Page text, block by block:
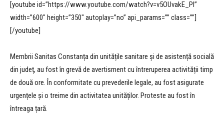
[youtube id=”https://www.youtube.com/watch?v=v5OUvakE_PI”
width=”600″ height=”350″ autoplay=”no” api_params=”” class=””]
[/youtube]
Membrii Sanitas Constanța din unitățile sanitare și de asistență socială
din județ, au fost în grevă de avertisment cu întreruperea activității timp
de două ore. În conformitate cu prevederile legale, au fost asigurate
urgențele și o treime din activitatea unităților. Proteste au fost în
întreaga țară.